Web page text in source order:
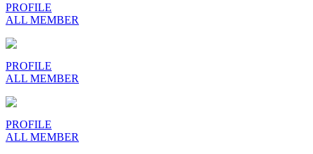
PROFILE
ALL MEMBER
PROFILE
ALL MEMBER
PROFILE
ALL MEMBER